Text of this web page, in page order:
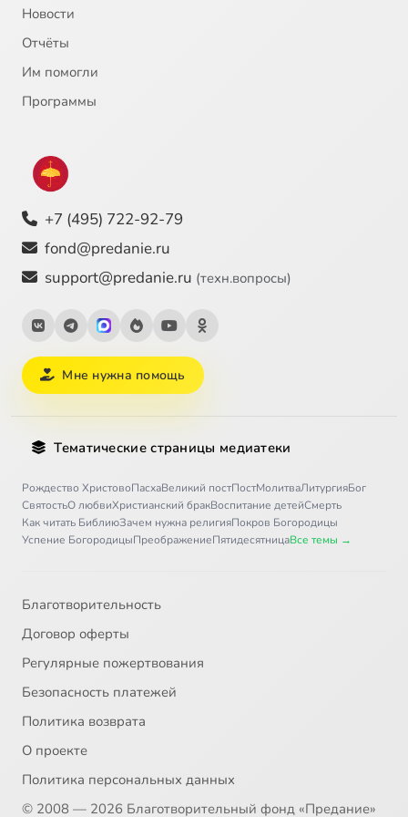
Новости
Отчёты
Им помогли
Программы
+7 (495) 722-92-79
fond@predanie.ru
support@predanie.ru (техн.вопросы)
Мне нужна помощь
Тематические страницы медиатеки
Рождество ХристовоПасхаВеликий постПостМолитваЛитургияБог
СвятостьО любвиХристианский бракВоспитание детейСмерть
Как читать БиблиюЗачем нужна религияПокров Богородицы
Успение БогородицыПреображениеПятидесятницаВсе темы →
Благотворительность
Договор оферты
Регулярные пожертвования
Безопасность платежей
Политика возврата
О проекте
Политика персональных данных
© 2008 — 2026 Благотворительный фонд «Предание»